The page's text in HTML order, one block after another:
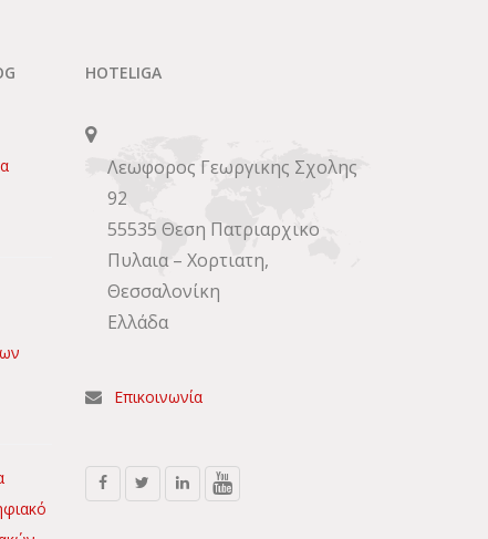
HOTELIGA
Λεωφορος Γεωργικης Σχολης
92
55535 Θεση Πατριαρχικο
Πυλαια – Χορτιατη,
Θεσσαλονίκη
Ελλάδα
Επικοινωνία